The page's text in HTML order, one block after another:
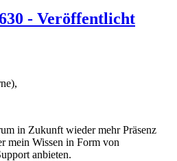
- Veröffentlicht
in Zukunft wieder mehr Präsenz
mein Wissen in Form von
anbieten.